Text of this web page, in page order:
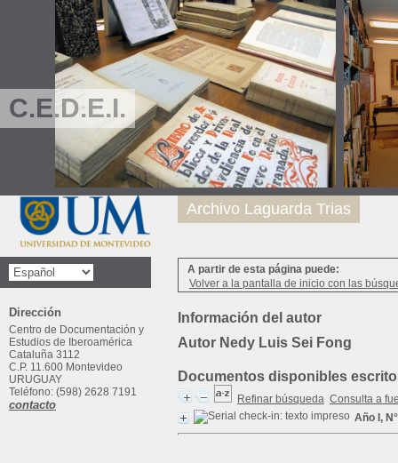
C.E.D.E.I.
A partir de esta página puede:
Volver a la pantalla de inicio con las
Información del autor
Autor Nedy Luis Sei Fong
Documentos disponibles
Refinar búsqueda Consulta a
Año I,
Archivo Laguarda Trias
Dirección
Centro de Documentación y
Estudios de Iberoamérica
Cataluña 3112
C.P. 11.600 Montevideo
URUGUAY
Teléfono: (598) 2628 7191
contacto